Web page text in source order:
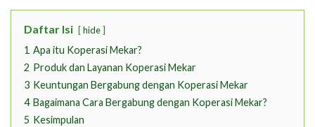
Daftar Isi hide
1 Apa itu Koperasi Mekar?
2 Produk dan Layanan Koperasi Mekar
3 Keuntungan Bergabung dengan Koperasi Mekar
4 Bagaimana Cara Bergabung dengan Koperasi Mekar?
5 Kesimpulan